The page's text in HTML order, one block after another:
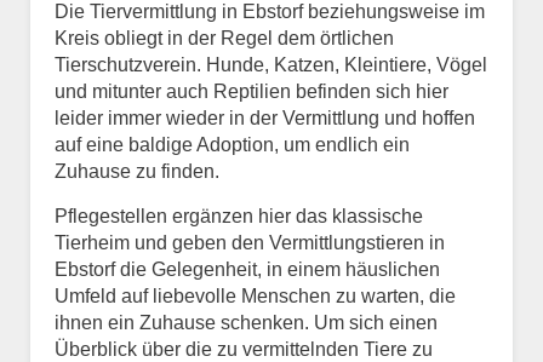
Die Tiervermittlung in Ebstorf beziehungsweise im
Kreis obliegt in der Regel dem örtlichen
Tierschutzverein. Hunde, Katzen, Kleintiere, Vögel
und mitunter auch Reptilien befinden sich hier
leider immer wieder in der Vermittlung und hoffen
auf eine baldige Adoption, um endlich ein
Zuhause zu finden.
Pflegestellen ergänzen hier das klassische
Tierheim und geben den Vermittlungstieren in
Ebstorf die Gelegenheit, in einem häuslichen
Umfeld auf liebevolle Menschen zu warten, die
ihnen ein Zuhause schenken. Um sich einen
Überblick über die zu vermittelnden Tiere zu